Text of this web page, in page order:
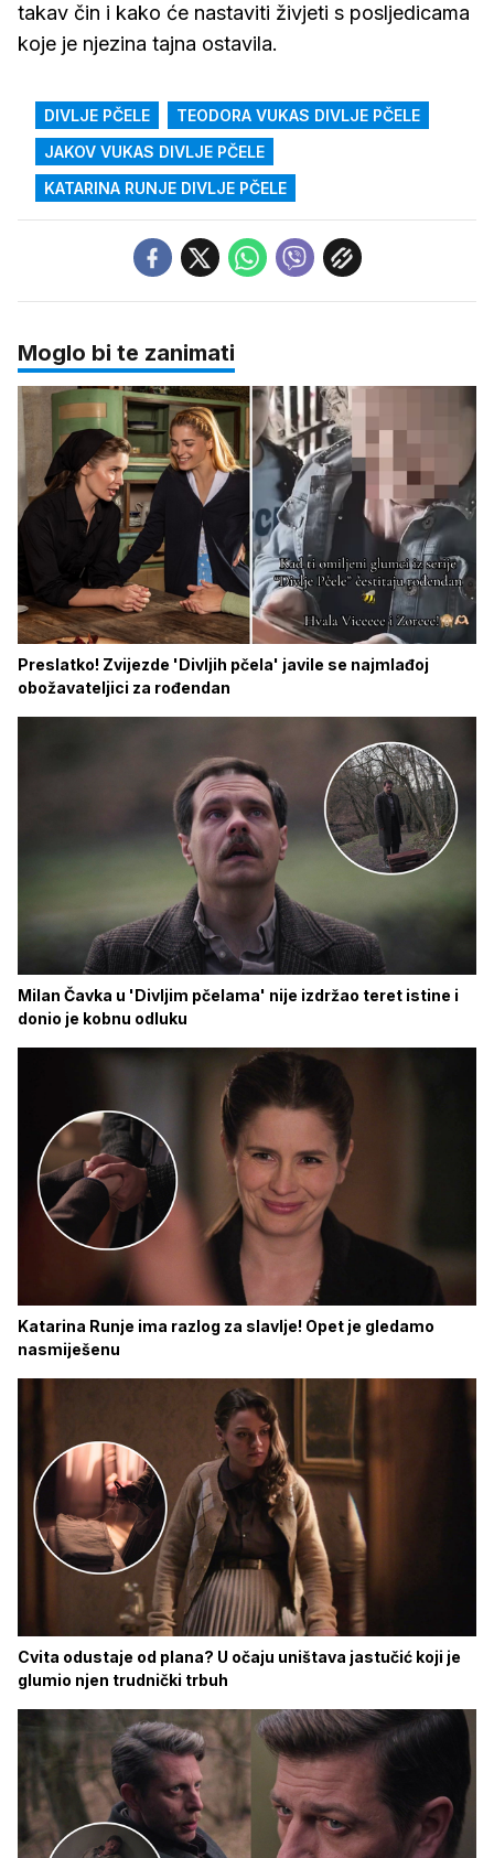
takav čin i kako će nastaviti živjeti s posljedicama
koje je njezina tajna ostavila.
DIVLJE PČELE
TEODORA VUKAS DIVLJE PČELE
JAKOV VUKAS DIVLJE PČELE
KATARINA RUNJE DIVLJE PČELE
Moglo bi te zanimati
Preslatko! Zvijezde 'Divljih pčela' javile se najmlađoj
obožavateljici za rođendan
Milan Čavka u 'Divljim pčelama' nije izdržao teret istine i
donio je kobnu odluku
Katarina Runje ima razlog za slavlje! Opet je gledamo
nasmiješenu
Cvita odustaje od plana? U očaju uništava jastučić koji je
glumio njen trudnički trbuh